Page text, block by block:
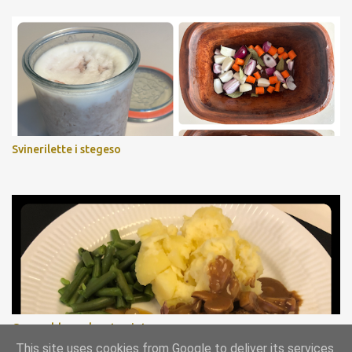
Svinerilette i stegeso
Gammeldags oksesteg i stegeso
This site uses cookies from Google to deliver its services